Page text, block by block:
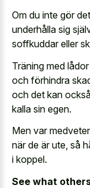
Om du inte gör
underhålla sig
soffkuddar eller
Träning med
och förhindra
och det kan
kalla sin egen.
Men var
när de är ute, så
i koppel.
See what